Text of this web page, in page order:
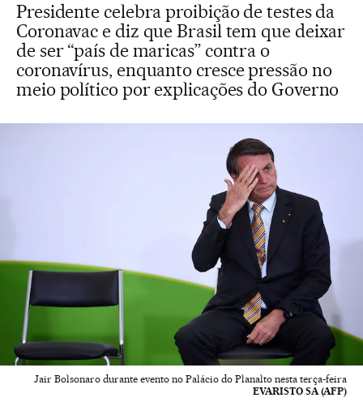
Presidente celebra proibição de testes da
Coronavac e diz que Brasil tem que deixar
de ser “país de maricas” contra o
coronavírus, enquanto cresce pressão no
meio político por explicações do Governo
Jair Bolsonaro durante evento no Palácio do Planalto nesta terça-feira
EVARISTO SA (AFP)